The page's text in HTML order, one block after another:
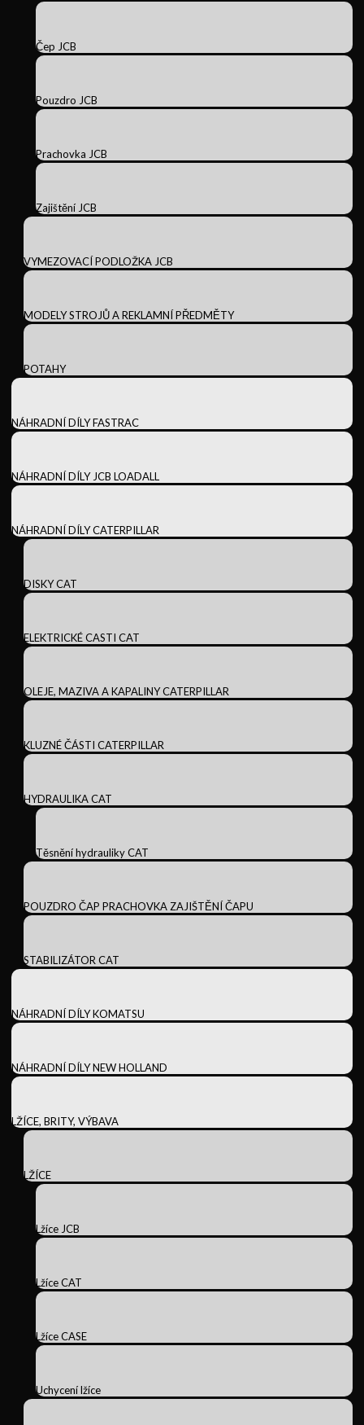
Čep JCB
Pouzdro JCB
Prachovka JCB
Zajištění JCB
VYMEZOVACÍ PODLOŽKA JCB
MODELY STROJŮ A REKLAMNÍ PŘEDMĚTY
POTAHY
NÁHRADNÍ DÍLY FASTRAC
NÁHRADNÍ DÍLY JCB LOADALL
NÁHRADNÍ DÍLY CATERPILLAR
DISKY CAT
ELEKTRICKÉ CASTI CAT
OLEJE, MAZIVA A KAPALINY CATERPILLAR
KLUZNÉ ČÁSTI CATERPILLAR
HYDRAULIKA CAT
Těsnění hydrauliky CAT
POUZDRO ČAP PRACHOVKA ZAJIŠTĚNÍ ČAPU
STABILIZÁTOR CAT
NÁHRADNÍ DÍLY KOMATSU
NÁHRADNÍ DÍLY NEW HOLLAND
LŽÍCE, BRITY, VÝBAVA
LŽÍCE
Lžíce JCB
Lžíce CAT
Lžíce CASE
Uchycení lžíce